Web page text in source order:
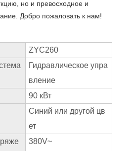
но и превосходное и
Добро пожаловать к нам!
ZYC260
Гидравлическое упра
вление
90 кВт
Синий или другой цв
ет
380V~